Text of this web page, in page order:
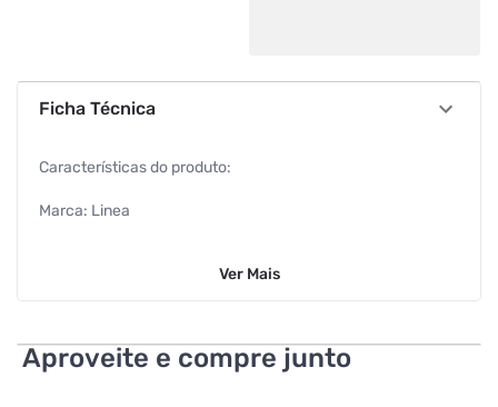
Ficha Técnica
Características do produto:
Marca: Linea
Zero calorias
Ver Mais
Aproveite e compre junto